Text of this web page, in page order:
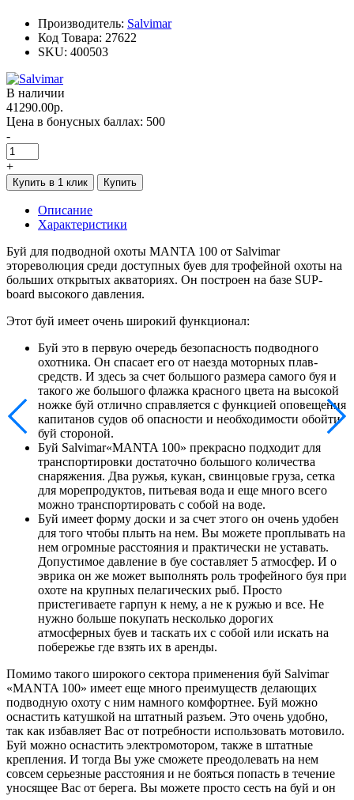
Производитель: Salvimar
Код Товара: 27622
SKU: 400503
В наличии
41290.00р.
Цена в бонусных баллах: 500
-
+
Купить в 1 клик Купить
Описание
Характеристики
Буй для подводной охоты MANTA 100 от Salvimar
этореволюция среди доступных буев для трофейной охоты на
больших открытых акваториях. Он построен на базе SUP-
board высокого давления.
Этот буй имеет очень широкий функционал:
Буй это в первую очередь безопасность подводного
охотника. Он спасает его от наезда моторных плав-
средств. И здесь за счет большого размера самого буя и
такого же большого флажка красного цвета на высокой
ножке буй отлично справляется с функцией оповещения
капитанов судов об опасности и необходимости обойти
буй стороной.
Буй Salvimar«MANTA 100» прекрасно подходит для
транспортировки достаточно большого количества
снаряжения. Два ружья, кукан, свинцовые груза, сетка
для морепродуктов, питьевая вода и еще много всего
можно транспортировать с собой на воде.
Буй имеет форму доски и за счет этого он очень удобен
для того чтобы плыть на нем. Вы можете проплывать на
нем огромные расстояния и практически не уставать.
Допустимое давление в буе составляет 5 атмосфер. И о
эврика он же может выполнять роль трофейного буя при
охоте на крупных пелагических рыб. Просто
пристегиваете гарпун к нему, а не к ружью и все. Не
нужно больше покупать несколько дорогих
атмосферных буев и таскать их с собой или искать на
побережье где взять их в аренды.
Помимо такого широкого сектора применения буй Salvimar
«MANTA 100» имеет еще много преимуществ делающих
подводную охоту с ним намного комфортнее. Буй можно
оснастить катушкой на штатный разъем. Это очень удобно,
так как избавляет Вас от потребности использовать мотовило.
Буй можно оснастить электромотором, также в штатные
крепления. И тогда Вы уже сможете преодолевать на нем
совсем серьезные расстояния и не бояться попасть в течение
уносящее Вас от берега. Вы можете просто сесть на буй и он